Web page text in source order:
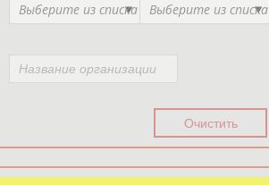
Выберите из списка
Выберите из списка